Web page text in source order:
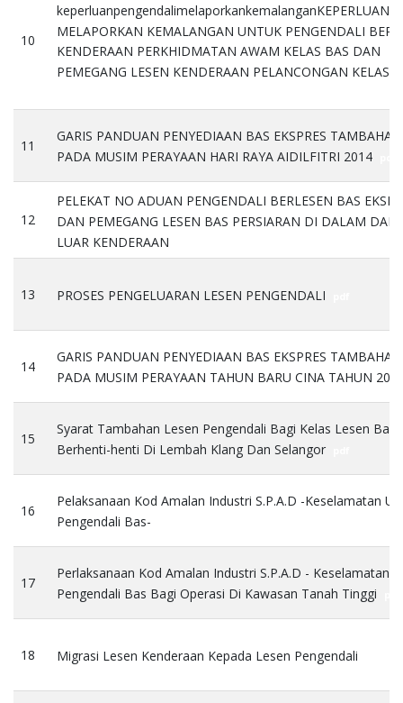
10
keperluanpengendalimelaporkankemalanganKEPERLUAN
MELAPORKAN KEMALANGAN UNTUK PENGENDALI
KENDERAAN PERKHIDMATAN AWAM KELAS BAS DAN
PEMEGANG LESEN KENDERAAN PELANCONGAN KELAS
11
GARIS PANDUAN PENYEDIAAN BAS EKSPRES TAMBAHAN
PADA MUSIM PERAYAAN HARI RAYA AIDILFITRI 2014
12
PELEKAT NO ADUAN PENGENDALI BERLESEN BAS
DAN PEMEGANG LESEN BAS PERSIARAN DI DALAM DAN
LUAR KENDERAAN
13 PROSES PENGELUARAN LESEN PENGENDALI
14
GARIS PANDUAN PENYEDIAAN BAS EKSPRES TAMBAHAN
PADA MUSIM PERAYAAN TAHUN BARU CINA TAHUN
15
Syarat Tambahan Lesen Pengendali Bagi Kelas Lesen Bas
Berhenti-henti Di Lembah Klang Dan Selangor
16
Pelaksanaan Kod Amalan Industri S.P.A.D -Keselamatan
Pengendali Bas-
17
Perlaksanaan Kod Amalan Industri S.P.A.D - Keselamatan
Pengendali Bas Bagi Operasi Di Kawasan Tanah Tinggi
18 Migrasi Lesen Kenderaan Kepada Lesen Pengendali